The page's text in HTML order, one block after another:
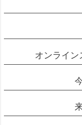
オンライン